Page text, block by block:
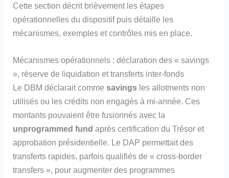
Cette section décrit brièvement les étapes
opérationnelles du dispositif puis détaille les
mécanismes, exemples et contrôles mis en place.
Mécanismes opérationnels : déclaration des « savings
», réserve de liquidation et transferts inter‑fonds
Le DBM déclarait commesavings les allotments non
utilisés ou les crédits non engagés à mi‑année. Ces
montants pouvaient être fusionnés avec la
unprogrammed fund après certification du Trésor et
approbation présidentielle. Le DAP permettait des
transferts rapides, parfois qualifiés de « cross‑border
transfers », pour augmenter des programmes